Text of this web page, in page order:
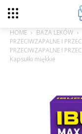
HOME BAZA LEKÓW
PRZECIWZAPALNE I
PRZECIWZAPALNE I
Kapsułki miękkie